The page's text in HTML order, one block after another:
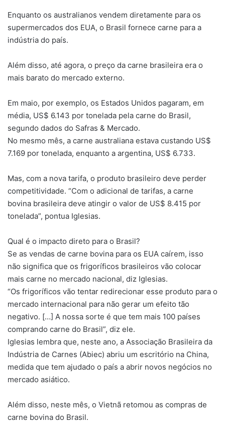
Enquanto os australianos vendem diretamente para os
supermercados dos EUA, o Brasil fornece carne para a
indústria do país.
Além disso, até agora, o preço da carne brasileira era o
mais barato do mercado externo.
Em maio, por exemplo, os Estados Unidos pagaram, em
média, US$ 6.143 por tonelada pela carne do Brasil,
segundo dados do Safras & Mercado.
No mesmo mês, a carne australiana estava custando US$
7.169 por tonelada, enquanto a argentina, US$ 6.733.
Mas, com a nova tarifa, o produto brasileiro deve perder
competitividade. “Com o adicional de tarifas, a carne
bovina brasileira deve atingir o valor de US$ 8.415 por
tonelada”, pontua Iglesias.
Qual é o impacto direto para o Brasil?
Se as vendas de carne bovina para os EUA caírem, isso
não significa que os frigoríficos brasileiros vão colocar
mais carne no mercado nacional, diz Iglesias.
“Os frigoríficos vão tentar redirecionar esse produto para o
mercado internacional para não gerar um efeito tão
negativo. […] A nossa sorte é que tem mais 100 países
comprando carne do Brasil”, diz ele.
Iglesias lembra que, neste ano, a Associação Brasileira da
Indústria de Carnes (Abiec) abriu um escritório na China,
medida que tem ajudado o país a abrir novos negócios no
mercado asiático.
Além disso, neste mês, o Vietnã retomou as compras de
carne bovina do Brasil.